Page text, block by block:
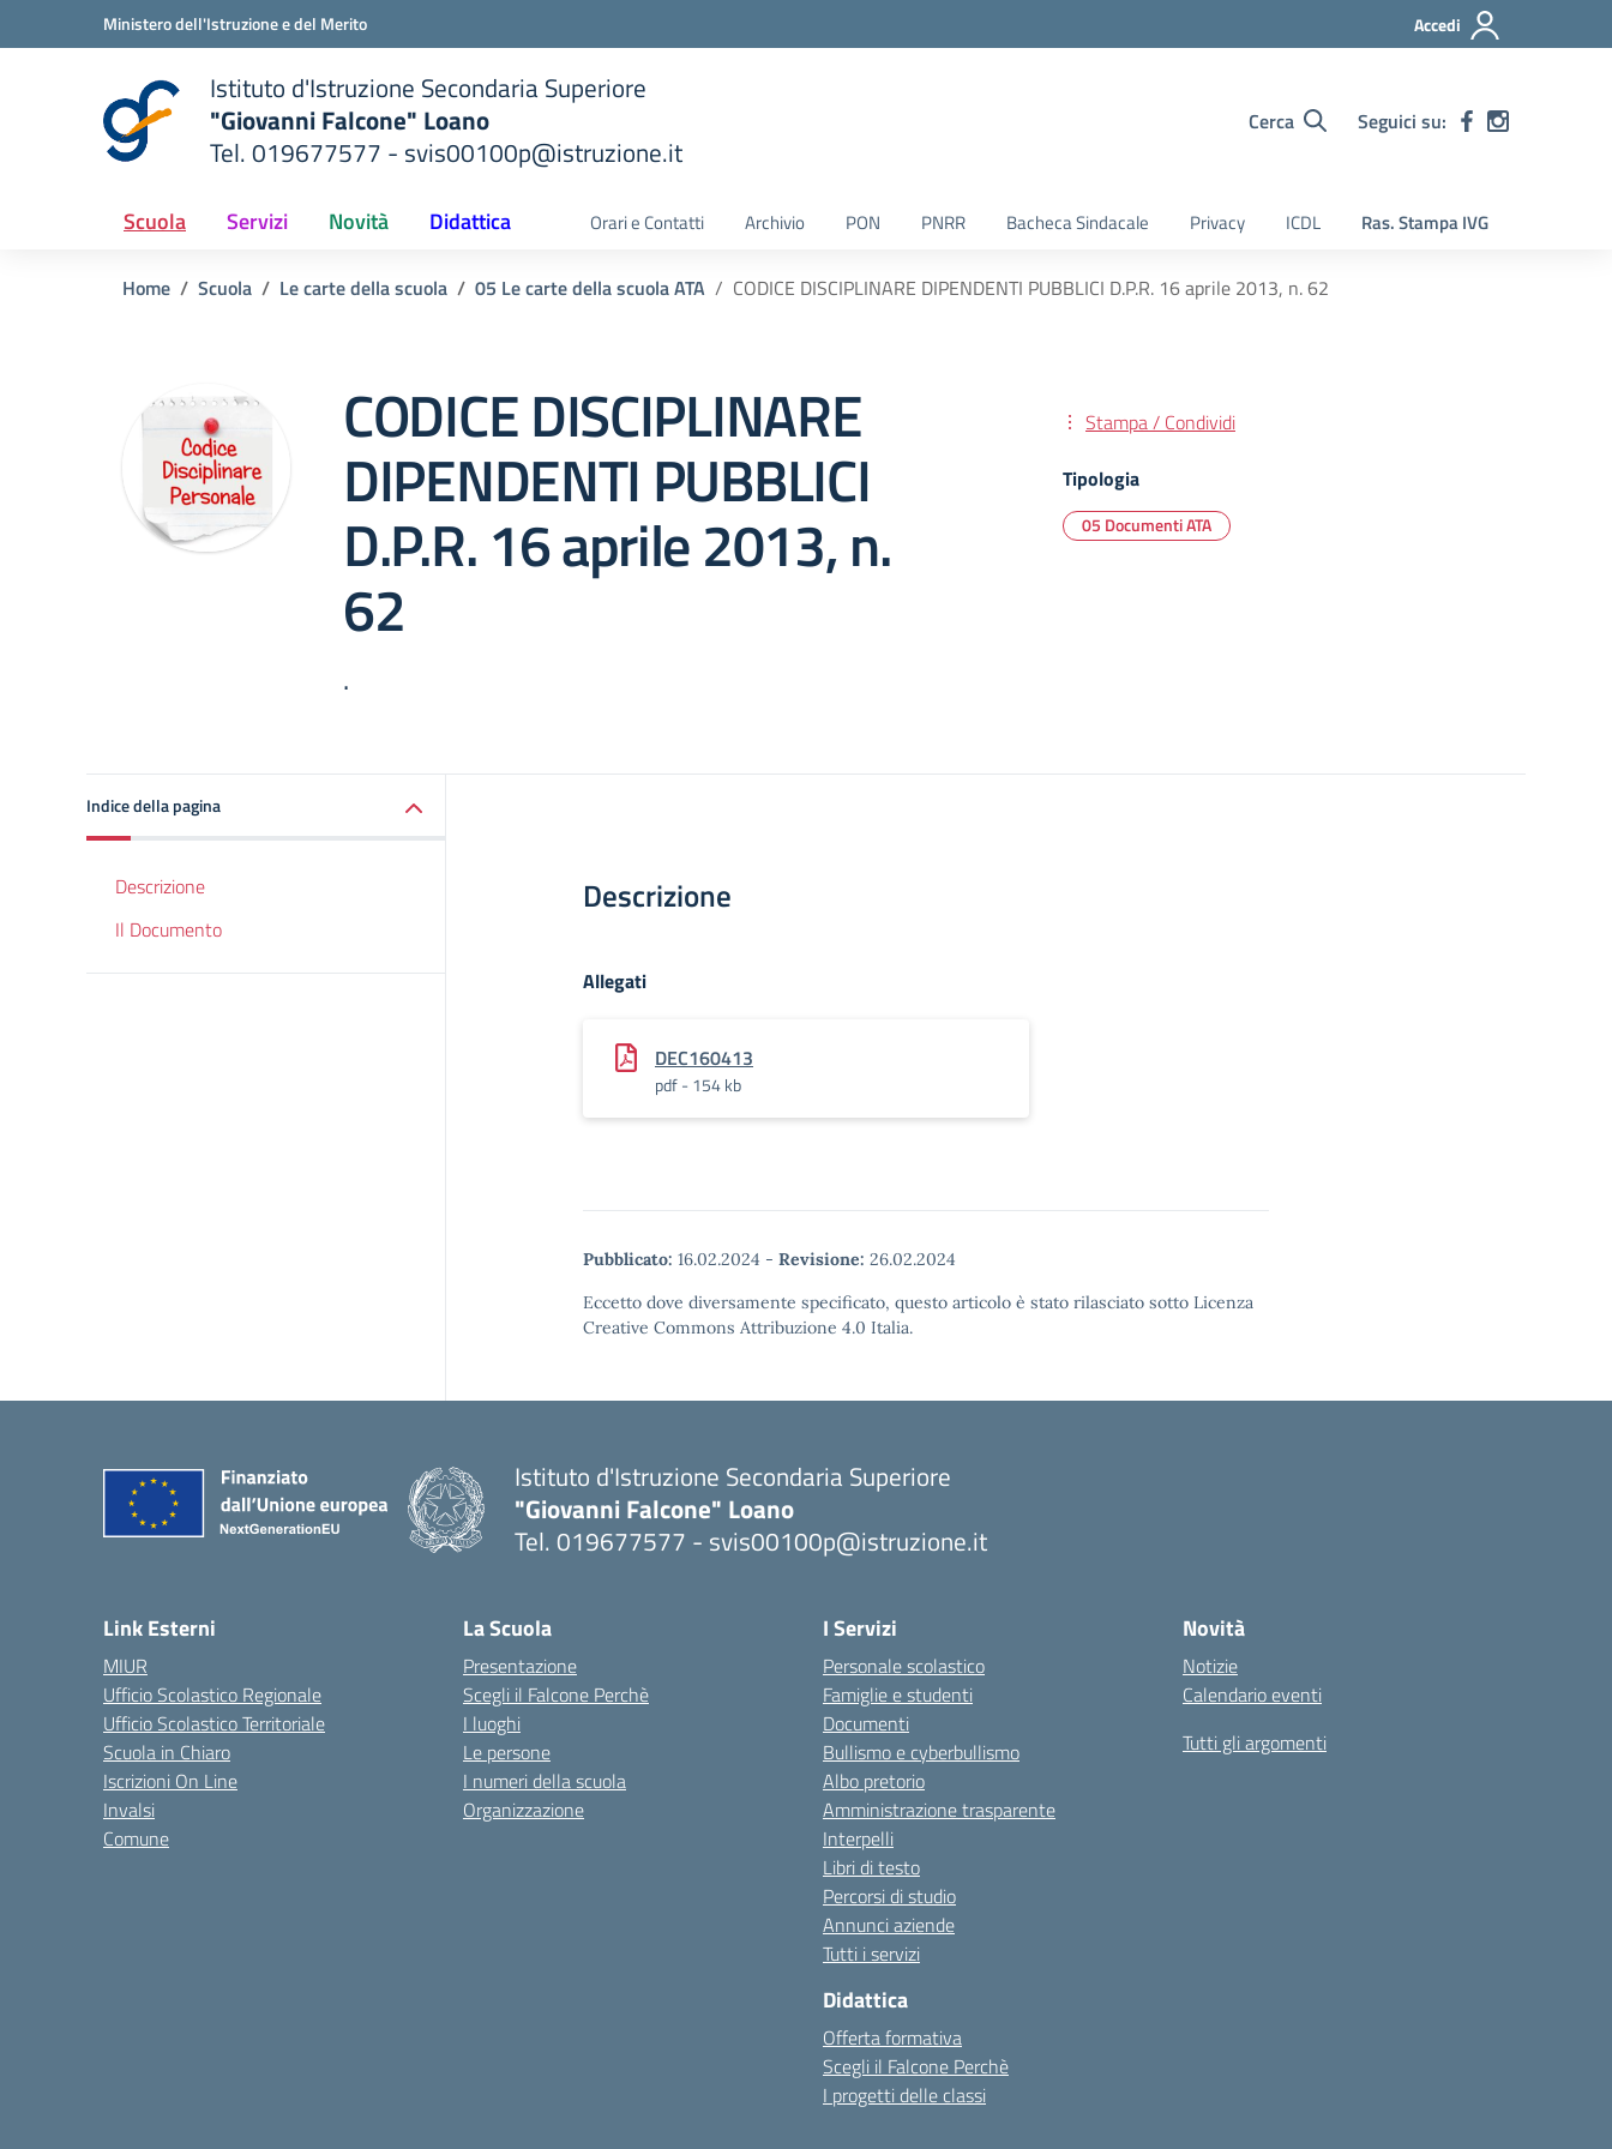
Vai ai contenuti
Vai al menu di navigazioneMinistero dell'Istruzione e del Merito Accedi
Istituto d'Istruzione Secondaria Superiore
"Giovanni Falcone" Loano
Tel. 019677577 - svis00100p@istruzione.it
Cerca Seguici su:
Scuola Servizi Novità Didattica Orari e Contatti Archivio PON PNRR Bacheca Sindacale Privacy ICDL Ras. Stampa IVG
Home Scuola Le carte della scuola 05 Le carte della scuola ATA CODICE DISCIPLINARE DIPENDENTI PUBBLICI D.P.R. 16 aprile 2013, n. 62
CODICE DISCIPLINARE
DIPENDENTI PUBBLICI
D.P.R. 16 aprile 2013, n.
62
.
Stampa / Condividi
Tipologia
05 Documenti ATA
Indice della pagina
Descrizione
Il Documento
Descrizione
Allegati
DEC160413
pdf - 154 kb
Pubblicato: 16.02.2024 - Revisione: 26.02.2024
Eccetto dove diversamente specificato, questo articolo è stato rilasciato sotto Licenza
Creative Commons Attribuzione 4.0 Italia.
Istituto d'Istruzione Secondaria Superiore
"Giovanni Falcone" Loano
Tel. 019677577 - svis00100p@istruzione.it
Link Esterni
MIUR
Ufficio Scolastico Regionale
Ufficio Scolastico Territoriale
Scuola in Chiaro
Iscrizioni On Line
Invalsi
Comune
La Scuola
Presentazione
Scegli il Falcone Perchè
I luoghi
Le persone
I numeri della scuola
Organizzazione
I Servizi
Personale scolastico
Famiglie e studenti
Documenti
Bullismo e cyberbullismo
Albo pretorio
Amministrazione trasparente
Interpelli
Libri di testo
Percorsi di studio
Annunci aziende
Tutti i servizi
Didattica
Offerta formativa
Scegli il Falcone Perchè
I progetti delle classi
Novità
Notizie
Calendario eventi
Tutti gli argomenti